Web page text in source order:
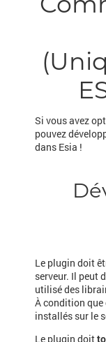
Si vous avez
pouvez
dans Esia !
Le plugin doit
serveur. Il peut
utilisé des
À condition
installés sur le
Le plugin doit